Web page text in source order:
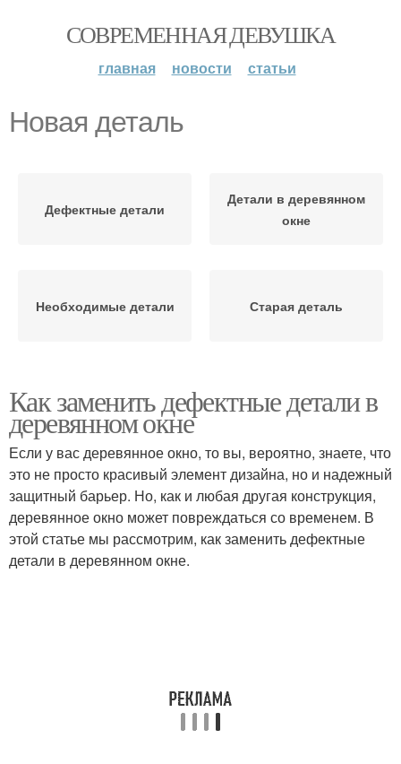
СОВРЕМЕННАЯ ДЕВУШКА
главная новости статьи
Новая деталь
Дефектные детали
Детали в деревянном
окне
Необходимые детали Старая деталь
Как заменить дефектные детали в
деревянном окне
Если у вас деревянное окно, то вы, вероятно, знаете, что
это не просто красивый элемент дизайна, но и надежный
защитный барьер. Но, как и любая другая конструкция,
деревянное окно может повреждаться со временем. В
этой статье мы рассмотрим, как заменить дефектные
детали в деревянном окне.